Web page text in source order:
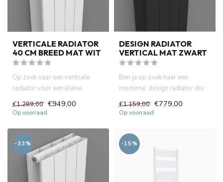
VERTICALE RADIATOR
40 CM BREED MAT WIT
Op zoek naar een verticale
radiator voor een kleine
badkamer of smalle ruimte? D...
€1.289,00 €949,00
Op voorraad
DESIGN RADIATOR
VERTICAL MAT ZWART
Ben je op zoek naar een
moderne, design radiator die
niet alleen functioneel is,...
€1.159,00 €779,00
Op voorraad
-33% -15%